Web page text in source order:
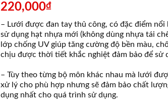
220,000₫
– Lưới được đan tay thủ công, có đặc điểm nổi
sử dụng hạt nhựa mới (không dùng nhựa tái
lớp chống UV giúp tăng cường độ bền màu,
chịu được thời tiết khắc nghiệt đảm bảo để sử
– Tùy theo từng bộ môn khác nhau mà lưới
xử lý cho phù hợp nhưng sẽ đảm bảo chất
dụng nhất cho quá trình sử dụng.